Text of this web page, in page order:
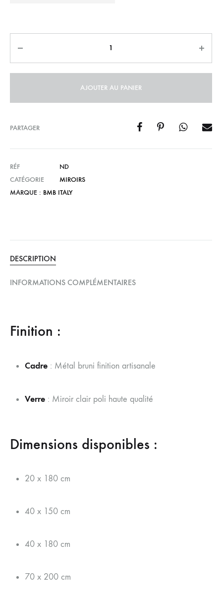
AJOUTER AU PANIER
PARTAGER
RÉF
ND
CATÉGORIE
MIROIRS
MARQUE : BMB ITALY
DESCRIPTION
INFORMATIONS COMPLÉMENTAIRES
Finition :
Cadre : Métal bruni finition artisanale
Verre : Miroir clair poli haute qualité
Dimensions disponibles :
20 x 180 cm
40 x 150 cm
40 x 180 cm
70 x 200 cm